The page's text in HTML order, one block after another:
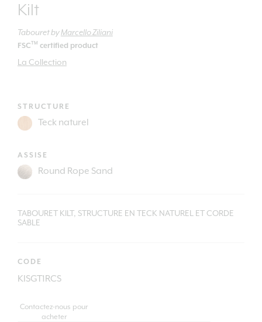
Kilt
TabouretbyMarcello Ziliani
FSC TM certified product
La Collection
STRUCTURE
ASSISE
TABOURET KILT, STRUCTURE EN TECK NATUREL ET CORDE
SABLE
CODE
KISGT1RCS
Contactez-nous pour
acheter